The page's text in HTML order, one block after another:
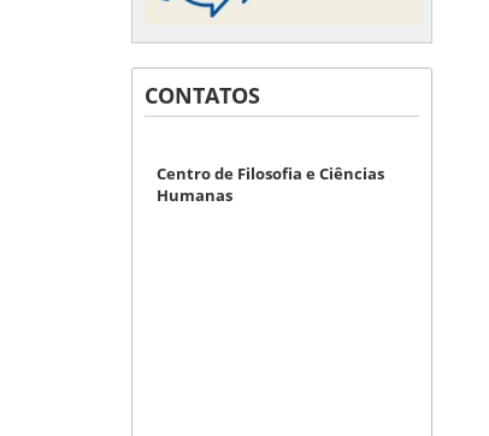
CONTATOS
Centro de Filosofia e Ciências
Humanas